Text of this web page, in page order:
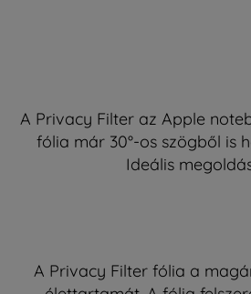
A Privacy Filter az Apple
fólia már 30°-os szögből is
Ideális
A Privacy Filter fólia a